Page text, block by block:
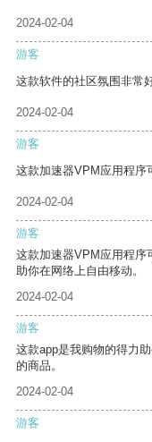
2024-02-04
游客
这款软件的社区氛围非常
2024-02-04
游客
这款加速器VPM应用程序
2024-02-04
游客
这款加速器VPM应用程序
助你在网络上自由移动。
2024-02-04
游客
这款app是我购物的得力
的商品。
2024-02-04
游客